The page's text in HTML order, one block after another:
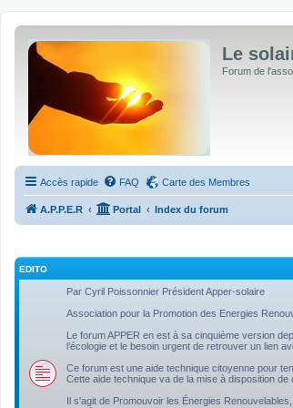
Le
Forum de
Accès rapide FAQ Carte des Membres
A.P.P.E.R Portal Index du forum
EDITO
Par Cyril Poissonnier Président Apper-solaire
Association pour la Promotion des Energies
Le forum APPER en est à sa cinquième version
l’écologie et le besoin urgent de retrouver un lien
Ce forum est une aide technique citoyenne pour
Cette aide technique va de la mise à disposition
Il s'agit de Promouvoir les Énergies